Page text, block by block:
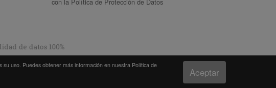
Tiempo de carga: 0.548 segundos
uso. Puedes obtener más información en nuestra Política de
Aceptar